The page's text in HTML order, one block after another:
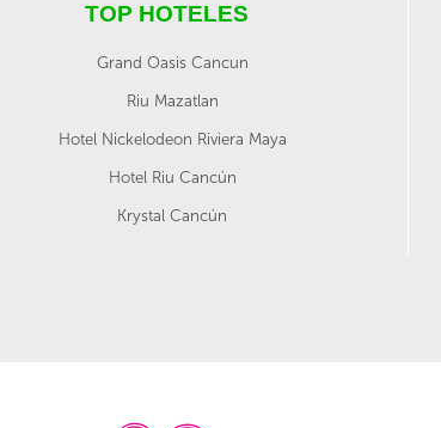
TOP HOTELES
Grand Oasis Cancun
Riu Mazatlan
Hotel Nickelodeon Riviera Maya
Hotel Riu Cancún
Krystal Cancún